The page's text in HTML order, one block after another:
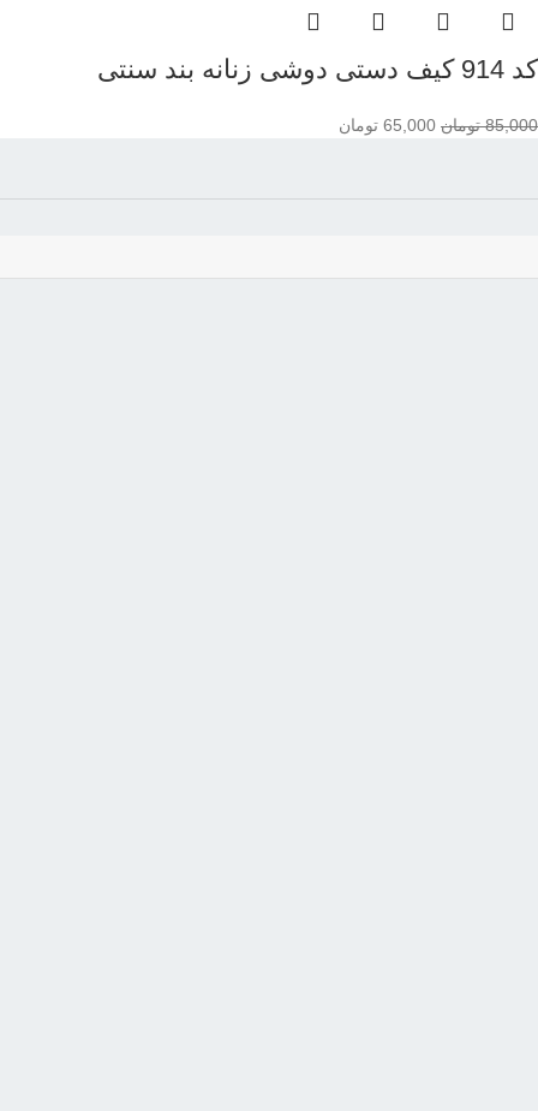
کد 914 کیف دستی دوشی زنانه بند سنتی
85,000 تومان 65,000 تومان